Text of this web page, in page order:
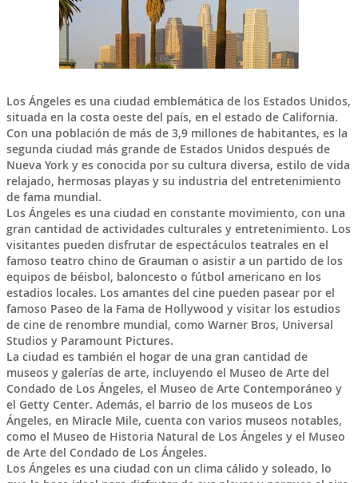
Los Ángeleses una ciudad emblemática de los Estados Unidos,
situada en la costa oeste del país, en el estado de California.
Con una población de más de 3,9 millones de habitantes, es la
segunda ciudad más grande de Estados Unidos después de
Nueva York y es conocida por su cultura diversa, estilo de vida
relajado, hermosas playas y su industria del entretenimiento
de fama mundial.
Los Ángeles es una ciudad en constante movimiento, con una
gran cantidad de actividades culturales y entretenimiento. Los
visitantes pueden disfrutar de espectáculos teatrales en el
famoso teatro chino de Grauman o asistir a un partido de los
equipos de béisbol, baloncesto o fútbol americano en los
estadios locales. Los amantes del cine pueden pasear por el
famoso Paseo de la Fama de Hollywood y visitar los estudios
de cine de renombre mundial, como Warner Bros, Universal
Studios y Paramount Pictures.
La ciudad es también el hogar de una gran cantidad de
museos y galerías de arte, incluyendo el Museo de Arte del
Condado de Los Ángeles, el Museo de Arte Contemporáneo y
el Getty Center. Además, el barrio de los museos de Los
Ángeles, en Miracle Mile, cuenta con varios museos notables,
como el Museo de Historia Natural de Los Ángeles y el Museo
de Arte del Condado de Los Ángeles.
Los Ángeles es una ciudad con un clima cálido y soleado, lo